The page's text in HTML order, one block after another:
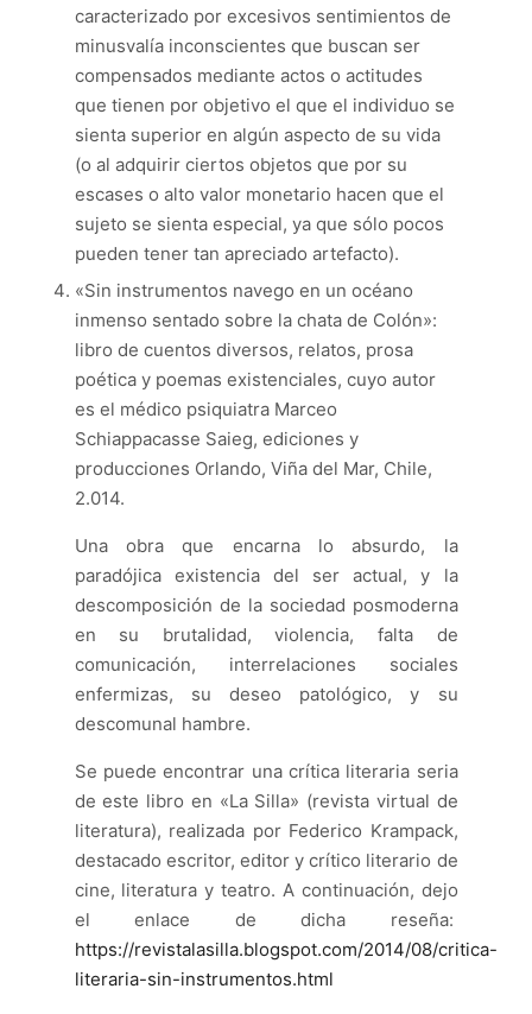
caracterizado por excesivos sentimientos de
minusvalía inconscientes que buscan ser
compensados mediante actos o actitudes
que tienen por objetivo el que el individuo se
sienta superior en algún aspecto de su vida
(o al adquirir ciertos objetos que por su
escases o alto valor monetario hacen que el
sujeto se sienta especial, ya que sólo pocos
pueden tener tan apreciado artefacto).
«Sin instrumentos navego en un océano
inmenso sentado sobre la chata de Colón»:
libro de cuentos diversos, relatos, prosa
poética y poemas existenciales, cuyo autor
es el médico psiquiatra Marceo
Schiappacasse Saieg, ediciones y
producciones Orlando, Viña del Mar, Chile,
2.014.
Una obra que encarna lo absurdo, la
paradójica existencia del ser actual, y la
descomposición de la sociedad posmoderna
en su brutalidad, violencia, falta de
comunicación, interrelaciones sociales
enfermizas, su deseo patológico, y su
descomunal hambre.
Se puede encontrar una crítica literaria seria
de este libro en «La Silla» (revista virtual de
literatura), realizada por Federico Krampack,
destacado escritor, editor y crítico literario de
cine, literatura y teatro. A continuación, dejo
el enlace de dicha reseña:
https://revistalasilla.blogspot.com/2014/08/critica-
literaria-sin-instrumentos.html